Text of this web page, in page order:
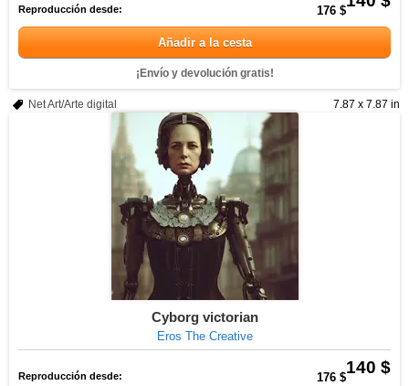
Reproducción desde: 176 $
Añadir a la cesta
¡Envío y devolución gratis!
7.87 x 7.87 in
Net Art/Arte digital
Cyborg victorian
Eros The Creative
140 $
Reproducción desde: 176 $